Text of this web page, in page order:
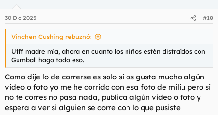
30 Dic 2025 #18
Vinchen Cushing rebuznó:
Ufff madre mía, ahora en cuanto los niños estén distraídos con
Gumball hago todo eso.
Como dije lo de correrse es solo si os gusta mucho algún
video o foto yo me he corrido con esa foto de miliu pero si
no te corres no pasa nada, publica algún video o foto y
espera a ver si alguien se corre con lo que pusiste